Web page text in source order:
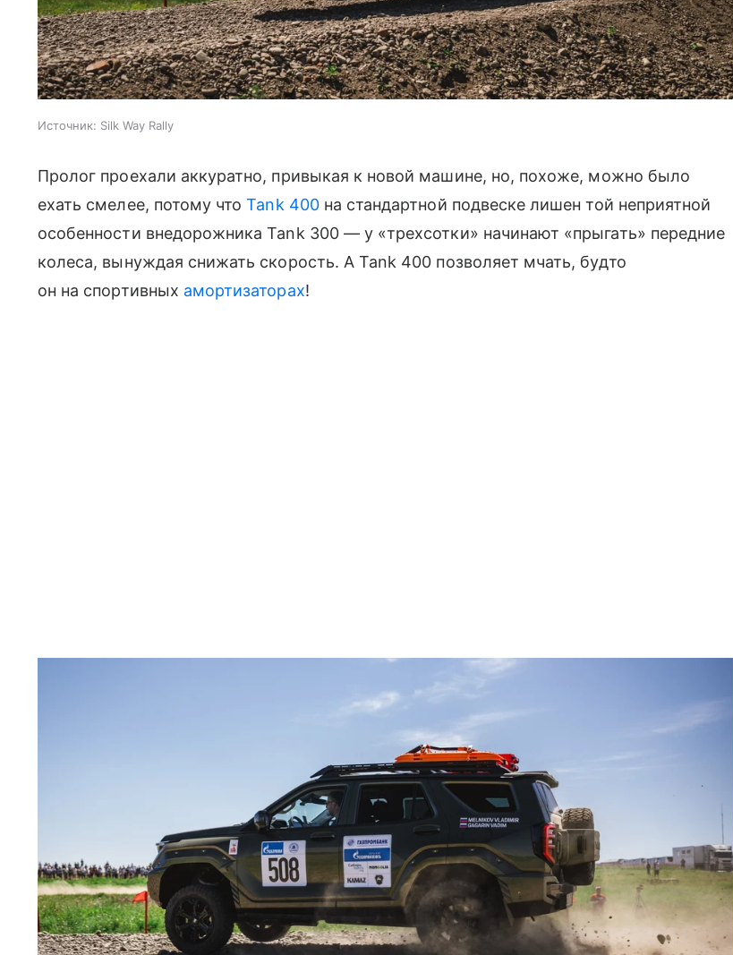
Источник: Silk Way Rally
Пролог проехали аккуратно, привыкая к новой машине, но, похоже, можно было
ехать смелее, потому чтоTank 400на стандартной подвеске лишен той неприятной
особенности внедорожника Tank 300 — у «трехсотки» начинают «прыгать» передние
колеса, вынуждая снижать скорость. А Tank 400 позволяет мчать, будто
он на спортивных амортизаторах!